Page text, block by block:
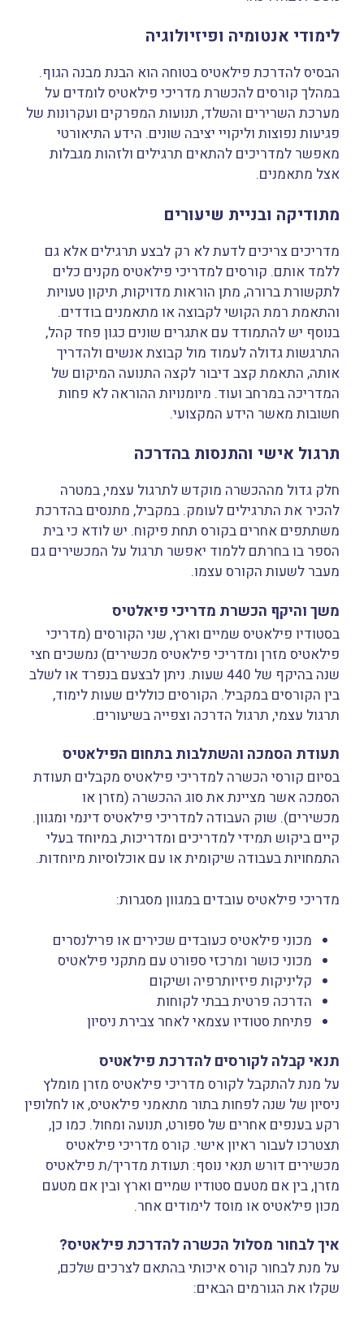
לימודי אנטומיה ופיזיולוגיה
הבסיס להדרכת פילאטיס בטוחה הוא הבנת מבנה הגוף.
במהלך קורסים להכשרת מדריכי פילאטיס לומדים על
מערכת השרירים והשלד, תנועות המפרקים ועקרונות של
פגיעות נפוצות וליקויי יציבה שונים. הידע התיאורטי
מאפשר למדריכים להתאים תרגילים ולזהות מגבלות
אצל מתאמנים.
מתודיקה ובניית שיעורים
מדריכים צריכים לדעת לא רק לבצע תרגילים אלא גם
ללמד אותם. קורסים למדריכי פילאטיס מקנים כלים
לתקשורת ברורה, מתן הוראות מדויקות, תיקון טעויות
והתאמת רמת הקושי לקבוצה או מתאמנים בודדים.
בנוסף יש להתמודד עם אתגרים שונים כגון פחד קהל,
התרגשות גדולה לעמוד מול קבוצת אנשים ולהדריך
אותה, התאמת קצב דיבור לקצה התנועה המיקום של
המדריכה במרחב ועוד. מיומנויות ההוראה לא פחות
חשובות מאשר הידע המקצועי.
תרגול אישי והתנסות בהדרכה
חלק גדול מההכשרה מוקדש לתרגול עצמי, במטרה
להכיר את התרגילים לעומק. במקביל, מתנסים בהדרכת
משתתפים אחרים בקורס תחת פיקוח. יש לודא כי בית
הספר בו בחרתם ללמוד יאפשר תרגול על המכשירים גם
מעבר לשעות הקורס עצמו.
משך והיקף הכשרת מדריכי פיאלטיס
בסטודיו פילאטיס שמיים וארץ, שני הקורסים (מדריכי
פילאטיס מזרן ומדריכי פילאטיס מכשירים) נמשכים חצי
שנה בהיקף של 440 שעות. ניתן לבצעם בנפרד או לשלב
בין הקורסים במקביל. הקורסים כוללים שעות לימוד,
תרגול עצמי, תרגול הדרכה וצפייה בשיעורים.
תעודת הסמכה והשתלבות בתחום הפילאטיס
בסיום קורסי הכשרה למדריכי פילאטיס מקבלים תעודת
הסמכה אשר מציינת את סוג ההכשרה (מזרן או
מכשירים). שוק העבודה למדריכי פילאטיס דינמי ומגוון.
קיים ביקוש תמידי למדריכים ומדריכות, במיוחד בעלי
התמחויות בעבודה שיקומית או עם אוכלוסיות מיוחדות.
מדריכי פילאטיס עובדים במגוון מסגרות:
מכוני פילאטיס כעובדים שכירים או פרילנסרים
מכוני כושר ומרכזי ספורט עם מתקני פילאטיס
קליניקות פיזיותרפיה ושיקום
הדרכה פרטית בבתי לקוחות
פתיחת סטודיו עצמאי לאחר צבירת ניסיון
תנאי קבלה לקורסים להדרכת פילאטיס
על מנת להתקבל לקורס מדריכי פילאטיס מזרן מומלץ
ניסיון של שנה לפחות בתור מתאמני פילאטיס, או לחלופין
רקע בענפים אחרים של ספורט, תנועה ומחול. כמו כן,
תצטרכו לעבור ראיון אישי. קורס מדריכי פילאטיס
מכשירים דורש תנאי נוסף: תעודת מדריך/ת פילאטיס
מזרן, בין אם מטעם סטודיו שמיים וארץ ובין אם מטעם
מכון פילאטיס או מוסד לימודים אחר.
איך לבחור מסלול הכשרה להדרכת פילאטיס?
על מנת לבחור קורס איכותי בהתאם לצרכים שלכם,
שקלו את הגורמים הבאים: